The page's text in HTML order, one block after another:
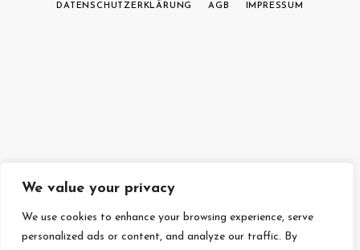
We value your privacy
We use cookies to enhance your browsing experience, serve
personalized ads or content, and analyze our traffic. By
DATENSCHUTZERKLÄRUNG AGB IMPRESSUM